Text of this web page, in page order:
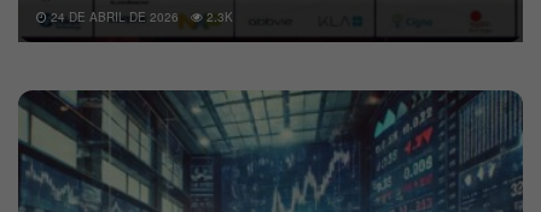
24 DE ABRIL DE 2026 2.3K